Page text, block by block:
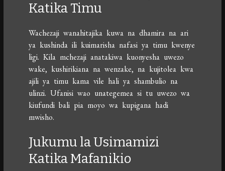
Katika Timu
Wachezaji wanahitajika kuwa na dhamira na ari
ya kushinda ili kuimarisha nafasi ya timu kwenye
ligi. Kila mchezaji anatakiwa kuonyesha uwezo
wake, kushirikiana na wenzake, na kujitolea kwa
ajili ya timu kama vile hali ya shambulio na
ulinzi. Ufanisi wao unategemea si tu uwezo wa
kiufundi bali pia moyo wa kupigana hadi
mwisho.
Jukumu la Usimamizi
Katika Mafanikio